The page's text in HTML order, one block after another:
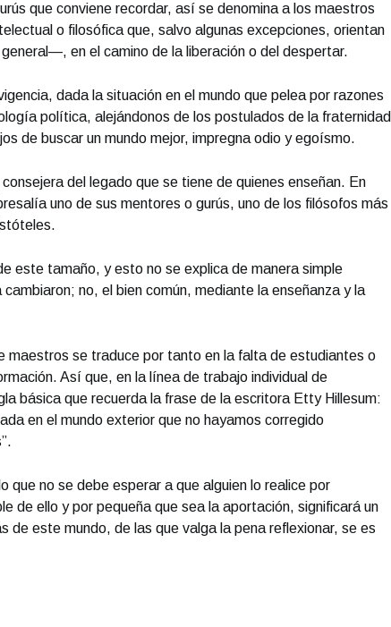
que conviene recordar, así se denomina a los maestros
o filosófica que, salvo algunas excepciones, orientan
en el camino de la liberación o del despertar.
dada la situación en el mundo que pelea por razones
política, alejándonos de los postulados de la fraternidad
de buscar un mundo mejor, impregna odio y egoísmo.
consejera del legado que se tiene de quienes enseñan. En
uno de sus mentores o gurús, uno de los filósofos más
este tamaño, y esto no se explica de manera simple
no, el bien común, mediante la enseñanza y la
maestros se traduce por tanto en la falta de estudiantes o
Así que, en la línea de trabajo individual de
básica que recuerda la frase de la escritora Etty Hillesum:
en el mundo exterior que no hayamos corregido
que no se debe esperar a que alguien lo realice por
de ello y por pequeña que sea la aportación, significará un
de este mundo, de las que valga la pena reflexionar, se es
Portada Mayo 16